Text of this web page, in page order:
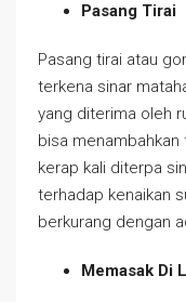
Pasang Tirai
Pasang tirai atau
terkena sinar
yang diterima oleh
bisa menambahkan
kerap kali diterpa
terhadap kenaikan
berkurang dengan
Memasak Di